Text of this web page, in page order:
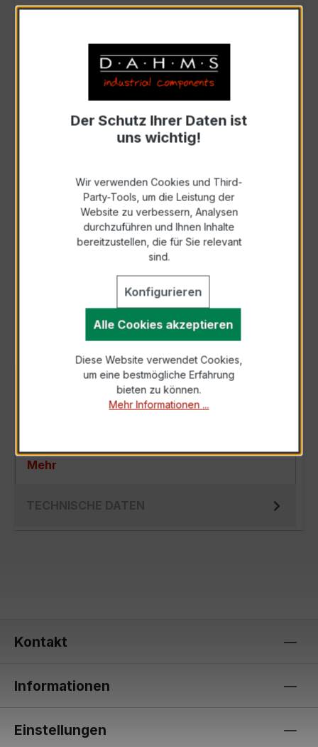
Auswahl zurücksetzen
Art. Nr.:46597
Zur Sammelanfrage hinzufügen
Anfrage telefonisch
Als PDF exportieren
Der EASKD 31.8 3x600/5A 2,5VA Kl.0,5 ist ein
Verrechnungsstromwandler der bewährten…
Mehr
TECHNISCHE DATEN
Kontakt
Informationen
Einstellungen
Der Schutz Ihrer Daten ist
uns wichtig!
Wir verwenden Cookies und Third-
Party-Tools, um die Leistung der
Website zu verbessern, Analysen
durchzuführen und Ihnen Inhalte
bereitzustellen, die für Sie relevant
sind.
Konfigurieren
Alle Cookies akzeptieren
Diese Website verwendet Cookies,
um eine bestmögliche Erfahrung
bieten zu können.
Mehr Informationen ...